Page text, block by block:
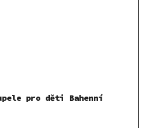
pro děti Bahenní